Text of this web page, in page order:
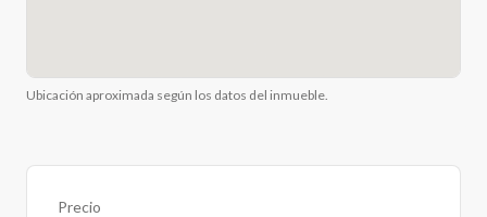
Ubicación aproximada según los datos del inmueble.
Precio